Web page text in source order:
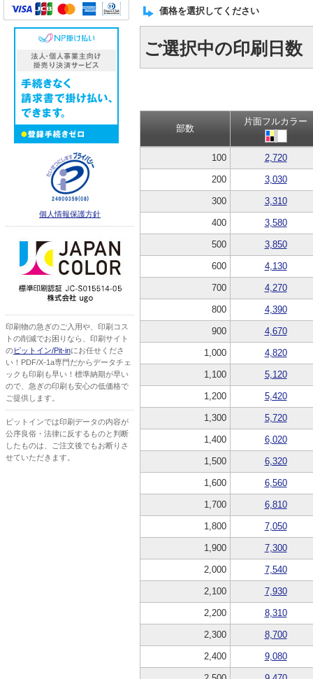
個人情報保護方針
印刷物の急ぎのご入用や、印刷コス
トの削減でお困りなら、印刷サイト
のピットイン/Pit-inにお任せくださ
い！PDF/X-1a専門だからデータチェ
ックも印刷も早い！標準納期が早い
ので、急ぎの印刷も安心の低価格で
ご提供します。
ピットインでは印刷データの内容が
公序良俗・法律に反するものと判断
したものは、ご注文後でもお断りさ
せていただきます。
価格を選択してください
ご選択中の印刷日数
部数
片面フルカラー
100 2,720
200 3,030
300 3,310
400 3,580
500 3,850
600 4,130
700 4,270
800 4,390
900 4,670
1,000 4,820
1,100 5,120
1,200 5,420
1,300 5,720
1,400 6,020
1,500 6,320
1,600 6,560
1,700 6,810
1,800 7,050
1,900 7,300
2,000 7,540
2,100 7,930
2,200 8,310
2,300 8,700
2,400 9,080